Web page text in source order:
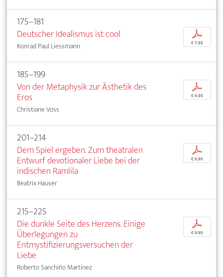
175–181
Deutscher Idealismus ist cool
Konrad Paul Liessmann
p
€ 7,95
185–199
Von der Metaphysik zur Ästhetik des
Eros
Christiane Voss
p
€ 9,95
201–214
Dem Spiel ergeben. Zum theatralen
Entwurf devotionaler Liebe bei der
indischen Ramlila
Beatrix Hauser
p
€ 9,95
215–225
Die dunkle Seite des Herzens. Einige
Überlegungen zu
Entmystifizierungsversuchen der
Liebe
Roberto Sanchiño Martínez
p
€ 9,95